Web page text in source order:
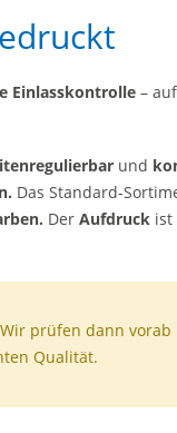
Einlasskontrolle –
und
Das Standard-
Der Aufdruck ist
prüfen dann vorab
Qualität.